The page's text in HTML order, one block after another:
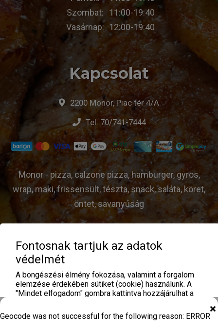
Szombat:
11:00-19:40
Vasárnap: 12:00-19:40
Kapcsolat
2200 Monor, Piac tér 4/A
Tel: 70/741-7444
Monor - pizza, calzone pizza, hamburger, gyros,
wrap, maki, frissensült, tészta, snack, saláta, köret,
öntet, savanyúság
© Gastro Piac - 2026 | ÁSZF|Adatvédelem
Fontosnak tartjuk az adatok
védelmét
A böngészési élmény fokozása, valamint a forgalom
elemzése érdekében sütiket (cookie) használunk. A
"Mindet elfogadom" gombra kattintva hozzájárulhat a
oldal nem használ!
Geocode was not successful for the following reason: ERROR